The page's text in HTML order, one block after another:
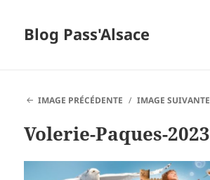
Blog Pass'Alsace
IMAGE PRÉCÉDENTE
IMAGE SUIVANTE
Volerie-Paques-2023